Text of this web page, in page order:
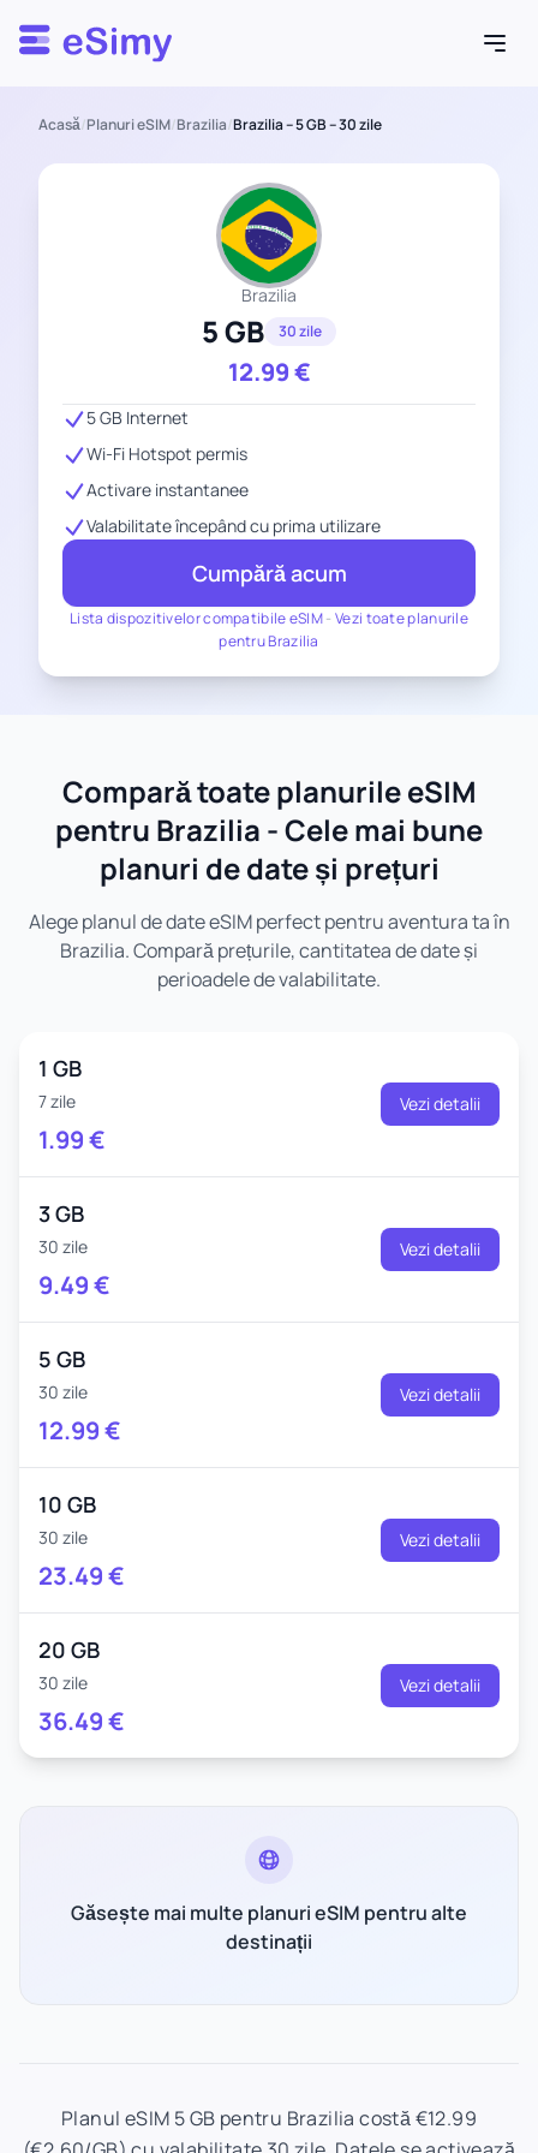
Esimy
Acasă/Planuri eSIM/Brazilia/Brazilia – 5 GB – 30 zile
Brazilia
5 GB 30 zile
12.99€
Lista dispozitivelor compatibile eSIM- Vezi toate planurile
pentru Brazilia
5 GB Internet
Wi-Fi Hotspot permis
Activare instantanee
Valabilitate începând cu prima utilizare
Cumpără acum
Compară toate planurile eSIM
pentru Brazilia - Cele mai bune
planuri de date și prețuri
Alege planul de date eSIM perfect pentru aventura ta în
Brazilia. Compară prețurile, cantitatea de date și
perioadele de valabilitate.
1 GB
7 zile
1.99€
Vezi detalii
3 GB
30 zile
9.49€
Vezi detalii
5 GB
30 zile
12.99€
Vezi detalii
10 GB
30 zile
23.49€
Vezi detalii
20 GB
30 zile
36.49€
Vezi detalii
Găsește mai multe planuri eSIM pentru alte
destinații
Planul eSIM 5 GB pentru Brazilia costă €12.99